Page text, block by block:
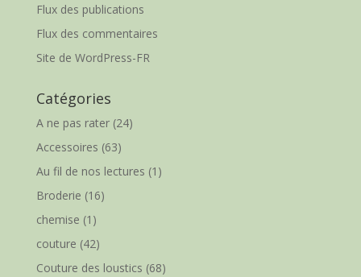
Flux des publications
Flux des commentaires
Site de WordPress-FR
Catégories
A ne pas rater(24)
Accessoires (63)
Au fil de nos lectures (1)
Broderie (16)
chemise (1)
couture (42)
Couture des loustics (68)